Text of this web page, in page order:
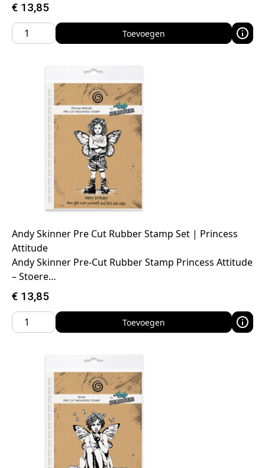
€ 13,85
Toevoegen
Andy Skinner Pre Cut Rubber Stamp Set | Princess
Attitude
Andy Skinner Pre-Cut Rubber Stamp Princess Attitude
– Stoere…
€ 13,85
Toevoegen